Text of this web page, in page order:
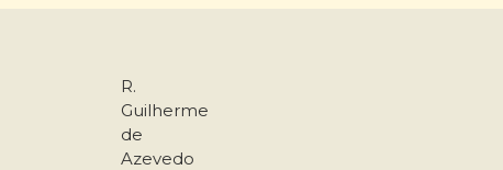
R.
Guilherme
de
Azevedo